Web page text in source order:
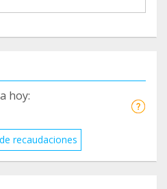
hoy:
recaudaciones